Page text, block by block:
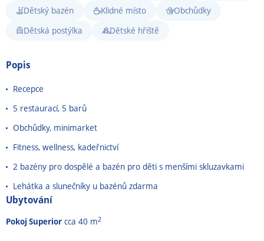
Dětský bazén
Klidné místo
Obchůdky
Dětská postýlka
Dětské hřiště
Popis
Recepce
5 restaurací, 5 barů
Obchůdky, minimarket
Fitness, wellness, kadeřnictví
2 bazény pro dospělé a bazén pro děti s menšími skluzavkami
Lehátka a slunečníky u bazénů zdarma
Ubytování
Pokoj Superior cca 40 m2